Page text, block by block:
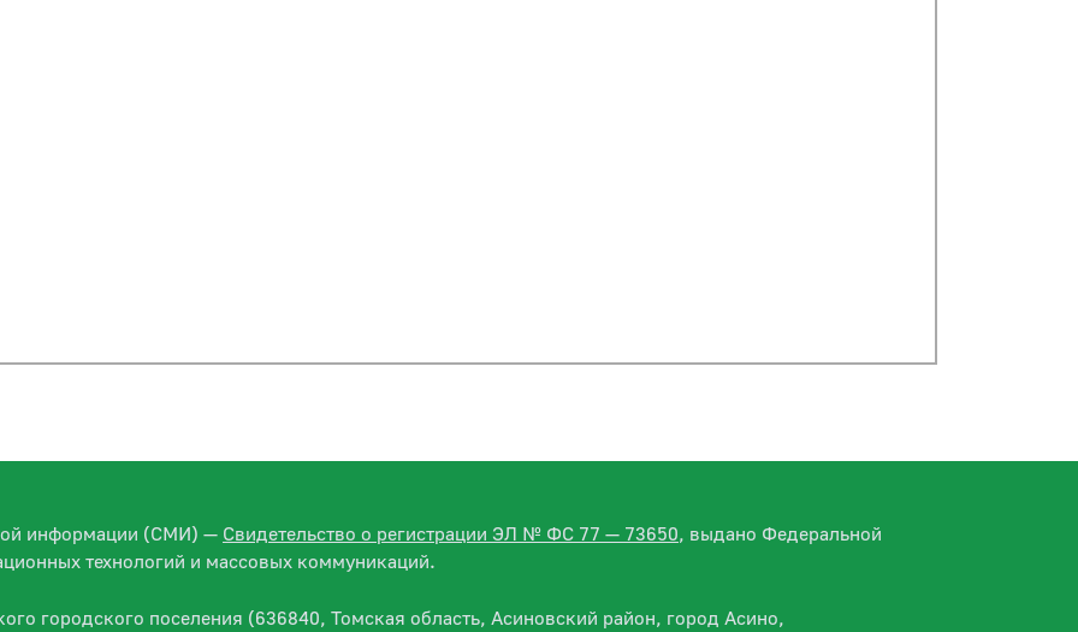
информации (СМИ) — Свидетельство о регистрации ЭЛ № ФС 77 — 73650, выдано Федеральной
технологий и массовых коммуникаций.
городского поселения (636840, Томская область, Асиновский район, город Асино,